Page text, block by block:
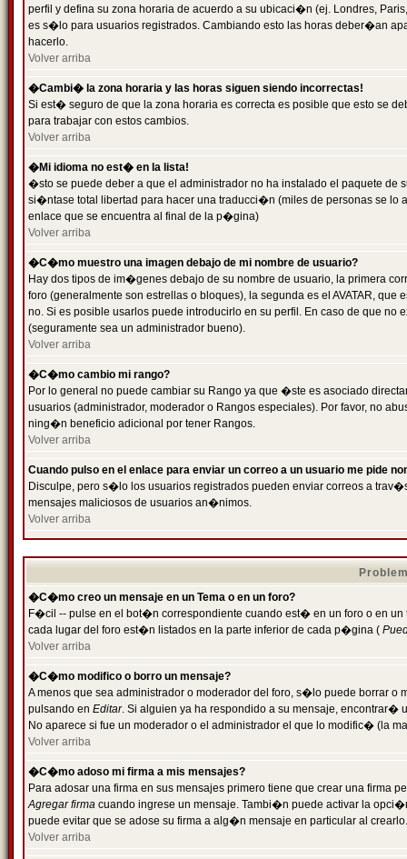
perfil y defina su zona horaria de acuerdo a su ubicaci�n (ej. Londres,
es s�lo para usuarios registrados. Cambiando esto las horas deber�an
hacerlo.
Volver arriba
�Cambi� la zona horaria y las horas siguen siendo incorrectas!
Si est� seguro de que la zona horaria es correcta es posible que esto se
para trabajar con estos cambios.
Volver arriba
�Mi idioma no est� en la lista!
�sto se puede deber a que el administrador no ha instalado el paquete
si�ntase total libertad para hacer una traducci�n (miles de personas se
enlace que se encuentra al final de la p�gina)
Volver arriba
�C�mo muestro una imagen debajo de mi nombre de usuario?
Hay dos tipos de im�genes debajo de su nombre de usuario, la primera
foro (generalmente son estrellas o bloques), la segunda es el AVATAR,
no. Si es posible usarlos puede introducirlo en su perfil. En caso de que
(seguramente sea un administrador bueno).
Volver arriba
�C�mo cambio mi rango?
Por lo general no puede cambiar su Rango ya que �ste es asociado
usuarios (administrador, moderador o Rangos especiales). Por favor, no
ning�n beneficio adicional por tener Rangos.
Volver arriba
Cuando pulso en el enlace para enviar un correo a un usuario me pide
Disculpe, pero s�lo los usuarios registrados pueden enviar correos a
mensajes maliciosos de usuarios an�nimos.
Volver arriba
�C�mo creo un mensaje en un Tema o en un foro?
F�cil -- pulse en el bot�n correspondiente cuando est� en un foro o en
cada lugar del foro est�n listados en la parte inferior de cada p�gina (
Volver arriba
�C�mo modifico o borro un mensaje?
A menos que sea administrador o moderador del foro, s�lo puede borrar o
pulsando en Editar. Si alguien ya ha respondido a su mensaje, encontrar�
No aparece si fue un moderador o el administrador el que lo modific� (la
Volver arriba
�C�mo adoso mi firma a mis mensajes?
Para adosar una firma en sus mensajes primero tiene que crear una firma
Agregar firma cuando ingrese un mensaje. Tambi�n puede activar la
puede evitar que se adose su firma a alg�n mensaje en particular al crearlo.
Volver arriba